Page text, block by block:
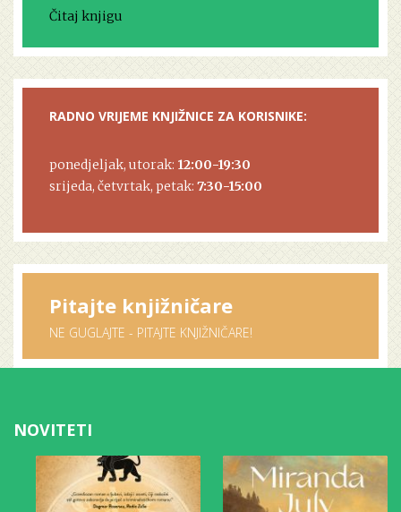
Čitaj knjigu
RADNO VRIJEME KNJIŽNICE ZA KORISNIKE:
ponedjeljak, utorak: 12:00-19:30
srijeda, četvrtak, petak: 7:30-15:00
Pitajte knjižničare
NE GUGLAJTE - PITAJTE KNJIŽNIČARE!
NOVITETI